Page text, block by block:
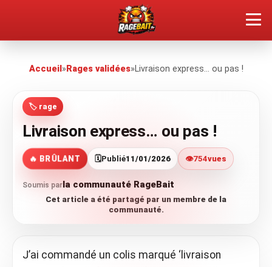
ÇA FAIT RÉAGIR
🔥 VOIR LE BUZZ
Accueil » Rages validées»Livraison express… ou pas !
🏷️ rage
Livraison express… ou pas !
🔥 BRÛLANT 🗓️Publié11/01/2026 👁️754vues
Soumis parla communauté RageBait
Cet article a été partagé par un membre de la
communauté.
J’ai commandé un colis marqué ‘livraison